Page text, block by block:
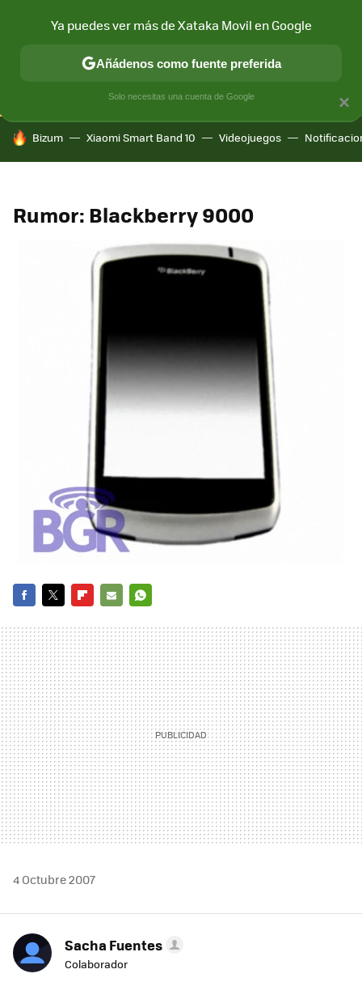
CONECTIVIDAD MÓVIL Y SOCIEDAD APLICACIONES
HOY SE HABLA DE
Bizum Xiaomi Smart Band 10 Videojuegos
Rumor: Blackberry 9000
MAIL
4 Octubre 2007
Sacha Fuentes
Colaborador
×
Ya puedes ver más de Xataka Movil en Google
Añádenos como fuente preferida
Solo necesitas una cuenta de Google